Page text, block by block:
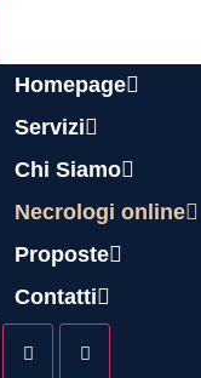
Homepage
Servizi
Chi Siamo
Necrologi online
Proposte
Contatti